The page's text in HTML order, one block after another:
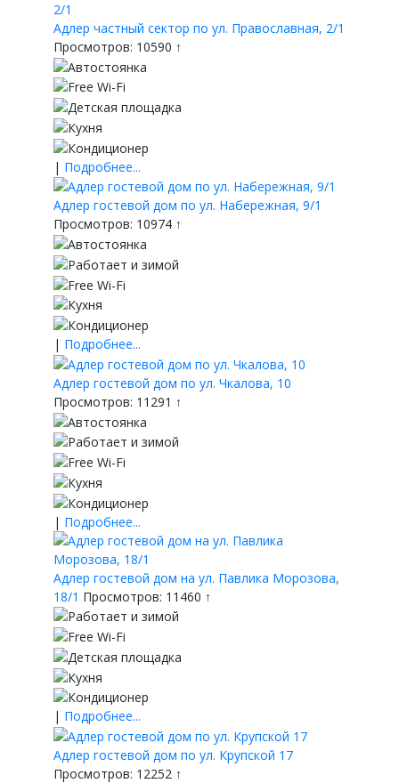
Адлер частный сектор по ул. Православная, 2/1
Просмотров: 10590 ↑
| Подробнее...
Адлер гостевой дом по ул. Набережная, 9/1
Просмотров: 10974 ↑
| Подробнее...
Адлер гостевой дом по ул. Чкалова, 10
Просмотров: 11291 ↑
| Подробнее...
Адлер гостевой дом на ул. Павлика Морозова,
18/1 Просмотров: 11460 ↑
| Подробнее...
Адлер гостевой дом по ул. Крупской 17
Просмотров: 12252 ↑